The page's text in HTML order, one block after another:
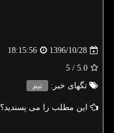
1396/10/28
18:15:56
5.0
/ 5
تگهای خبر:
تیم
این مطلب را می پسندید؟